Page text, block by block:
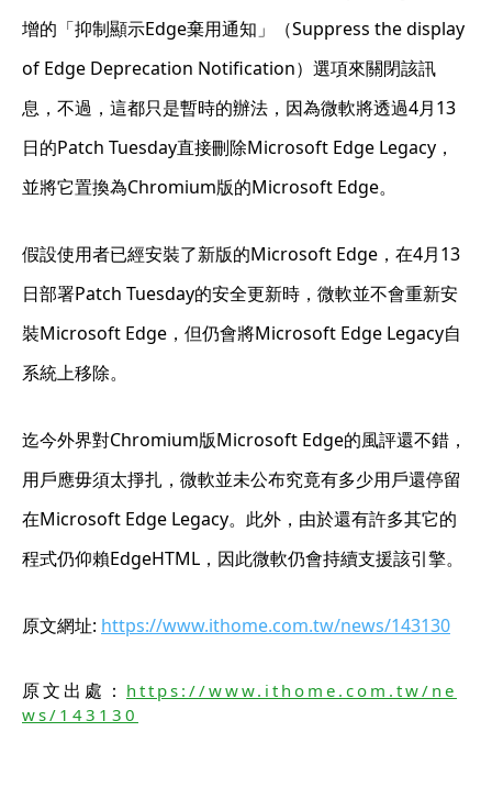
增的「抑制顯示Edge棄用通知」（Suppress the display
of Edge Deprecation Notification）選項來關閉該訊
息，不過，這都只是暫時的辦法，因為微軟將透過4月13
日的Patch Tuesday直接刪除Microsoft Edge Legacy，
並將它置換為Chromium版的Microsoft Edge。
假設使用者已經安裝了新版的Microsoft Edge，在4月13
日部署Patch Tuesday的安全更新時，微軟並不會重新安
裝Microsoft Edge，但仍會將Microsoft Edge Legacy自
系統上移除。
迄今外界對Chromium版Microsoft Edge的風評還不錯，
用戶應毋須太掙扎，微軟並未公布究竟有多少用戶還停留
在Microsoft Edge Legacy。此外，由於還有許多其它的
程式仍仰賴EdgeHTML，因此微軟仍會持續支援該引擎。
原文網址: https://www.ithome.com.tw/news/143130
原文出處： https://www.ithome.com.tw/ne
ws/143130